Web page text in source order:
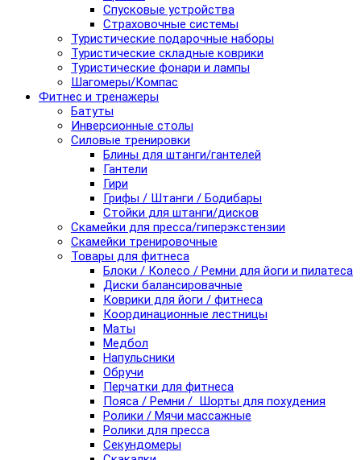
Спусковые устройства
Страховочные системы
Туристические подарочные наборы
Туристические складные коврики
Туристические фонари и лампы
Шагомеры/Компас
Фитнес и тренажеры
Батуты
Инверсионные столы
Силовые тренировки
Блины для штанги/гантелей
Гантели
Гири
Грифы / Штанги / Бодибары
Стойки для штанги/дисков
Скамейки для пресса/гиперэкстензии
Скамейки тренировочные
Товары для фитнеса
Блоки / Колесо / Ремни для йоги и пилатеса
Диски балансировачные
Коврики для йоги / фитнеса
Координационные лестницы
Маты
Медбол
Напульсники
Обручи
Перчатки для фитнеса
Пояса / Ремни / Шорты для похудения
Ролики / Мячи массажные
Ролики для пресса
Секундомеры